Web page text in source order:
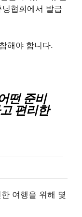
협회에서 발급
해야 합니다.
떤 준비
편리한
여행을 위해 몇